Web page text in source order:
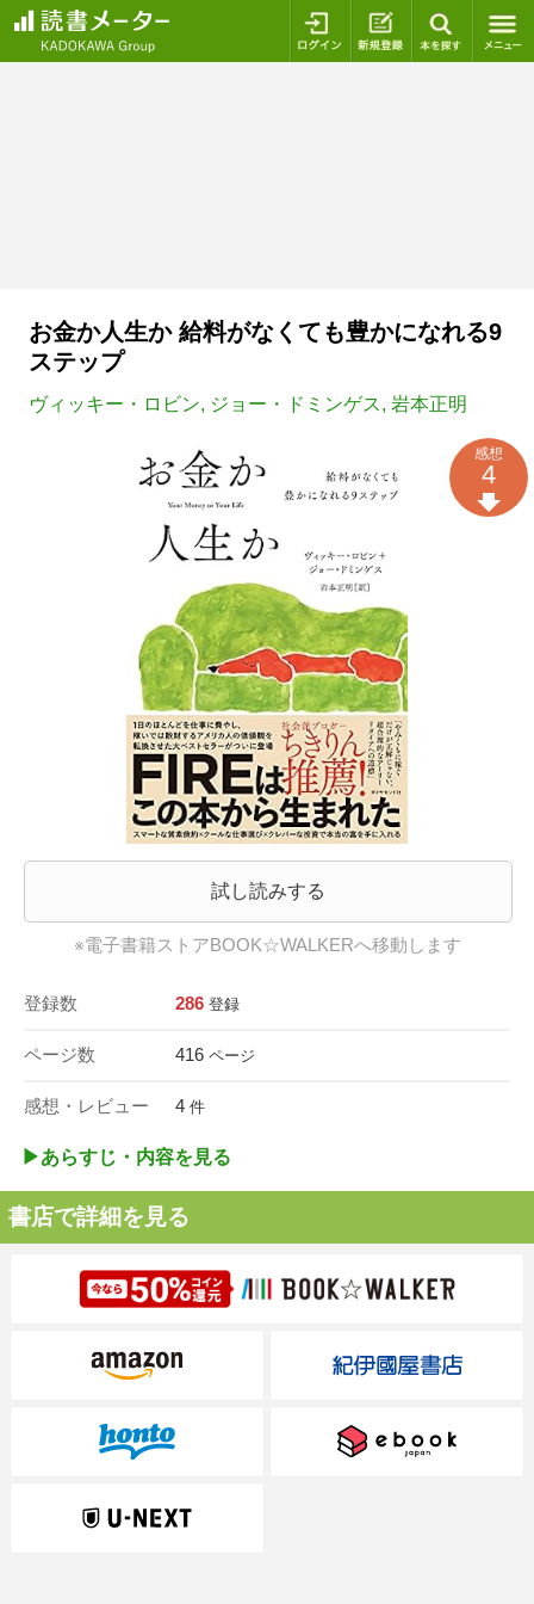
ログイン 新規登録
お金か人生か 給料がなくても豊かになれる9
ステップ
ヴィッキー・ロビン, ジョー・ドミンゲス, 岩本正明
試し読みする
※電子書籍ストアBOOK☆WALKERへ移動します
登録数 286 登録
ページ数 416 ページ
感想・レビュー 4 件
感想
4
▶︎あらすじ・内容を見る
書店で詳細を見る